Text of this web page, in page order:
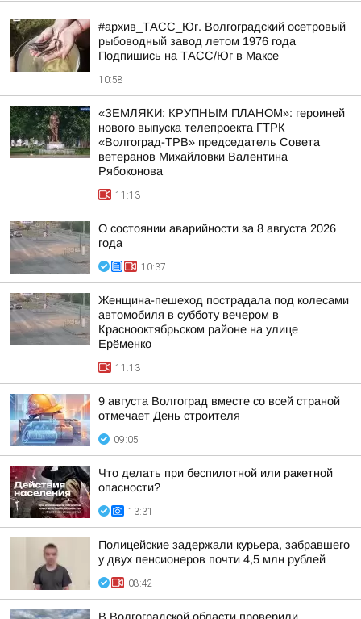
#архив_ТАСС_Юг. Волгоградский осетровый
рыбоводный завод летом 1976 года
Подпишись на ТАСС/Юг в Максе
10:58
«ЗЕМЛЯКИ: КРУПНЫМ ПЛАНОМ»: героиней
нового выпуска телепроекта ГТРК
«Волгоград-ТРВ» председатель Совета
ветеранов Михайловки Валентина
Рябоконова
11:13
О состоянии аварийности за 8 августа 2026
года
10:37
Женщина-пешеход пострадала под колесами
автомобиля в субботу вечером в
Краснооктябрьском районе на улице
Ерёменко
11:13
9 августа Волгоград вместе со всей страной
отмечает День строителя
09:05
Что делать при беспилотной или ракетной
опасности?
13:31
Полицейские задержали курьера, забравшего
у двух пенсионеров почти 4,5 млн рублей
08:42